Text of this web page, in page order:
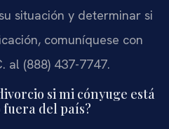
situación y determinar si
comuníquese con
al (888) 437-7747.
si mi cónyuge está
del país?